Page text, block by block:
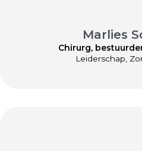
Marlies
Chirurg,
Leiderschap,